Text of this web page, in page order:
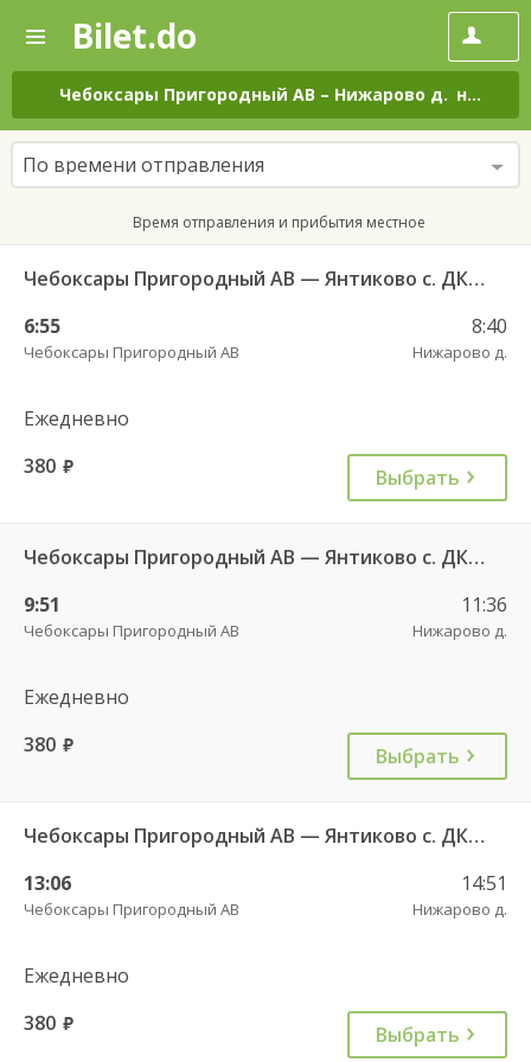
—
Поиск
и
покупка
билетов
на
автобус
онлайн
Bilet.do
Чебоксары Пригородный АВ – Нижарово д. на все дни
По времени отправления
Время отправления и прибытия местное
Чебоксары Пригородный АВ — Янтиково с. ДКП ч/з Урмары п. ДКП 556
6:55
Чебоксары Пригородный АВ
8:40
Нижарово д.
Ежедневно
380 руб. Выбрать
Чебоксары Пригородный АВ — Янтиково с. ДКП ч/з Урмары п. ДКП 556
9:51
Чебоксары Пригородный АВ
11:36
Нижарово д.
Ежедневно
380 руб. Выбрать
Чебоксары Пригородный АВ — Янтиково с. ДКП ч/з Урмары п. ДКП 556
13:06
Чебоксары Пригородный АВ
14:51
Нижарово д.
Ежедневно
380 руб. Выбрать